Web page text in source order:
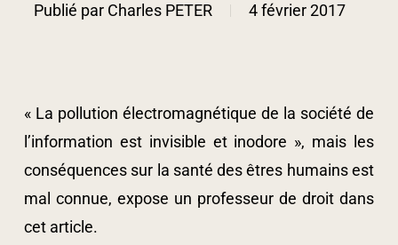
Publié par Charles PETER 4 février 2017
« La pollution électromagnétique de la société de
l’information est invisible et inodore », mais les
conséquences sur la santé des êtres humains est
mal connue, expose un professeur de droit dans
cet article.